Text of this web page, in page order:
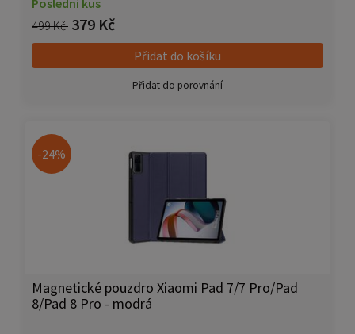
499 Kč 379 Kč
Přidat do košíku
Přidat do porovnání
-24%
Magnetické pouzdro Xiaomi Pad 7/7 Pro/Pad
8/Pad 8 Pro - modrá